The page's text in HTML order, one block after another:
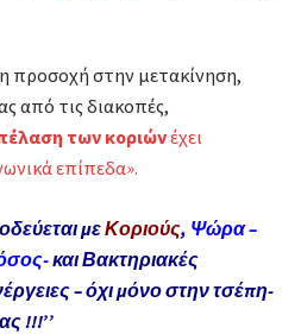
προσοχή στην μετακίνηση,
από τις διακοπές,
των κοριώνέχει
επίπεδα».
μεΚοριούς, Ψώρα–
και Βακτηριακές
– όχι μόνο στην τσέπη-
!!!’’